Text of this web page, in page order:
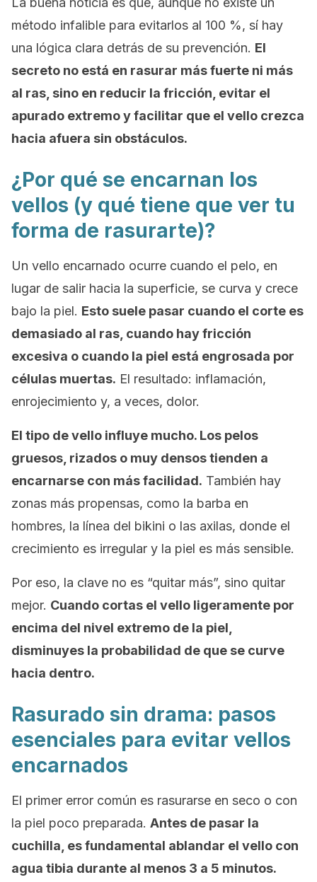
método infalible para evitarlos al 100 %, sí hay
una lógica clara detrás de su prevención. El
secreto no está en rasurar más fuerte ni más
al ras, sino en reducir la fricción, evitar el
apurado extremo y facilitar que el vello crezca
hacia afuera sin obstáculos.
¿Por qué se encarnan los
vellos (y qué tiene que ver tu
forma de rasurarte)?
Un vello encarnado ocurre cuando el pelo, en
lugar de salir hacia la superficie, se curva y crece
bajo la piel. Esto suele pasar cuando el corte es
demasiado al ras, cuando hay fricción
excesiva o cuando la piel está engrosada por
células muertas. El resultado: inflamación,
enrojecimiento y, a veces, dolor.
El tipo de vello influye mucho. Los pelos
gruesos, rizados o muy densos tienden a
encarnarse con más facilidad. También hay
zonas más propensas, como la barba en
hombres, la línea del bikini o las axilas, donde el
crecimiento es irregular y la piel es más sensible.
Por eso, la clave no es “quitar más”, sino quitar
mejor. Cuando cortas el vello ligeramente por
encima del nivel extremo de la piel,
disminuyes la probabilidad de que se curve
hacia dentro.
Rasurado sin drama: pasos
esenciales para evitar vellos
encarnados
El primer error común es rasurarse en seco o con
la piel poco preparada. Antes de pasar la
cuchilla, es fundamental ablandar el vello con
agua tibia durante al menos 3 a 5 minutos.